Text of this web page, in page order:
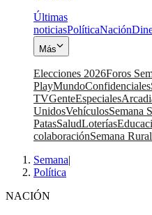
Últimas
noticiasPolíticaNación
Más
Elecciones 2026Foros
PlayMundoConfidenciales
TVGenteEspeciales
UnidosVehículosSemana
PatasSaludLoterías
colaboraciónSemana Rural
Semana|
Política
NACIÓN